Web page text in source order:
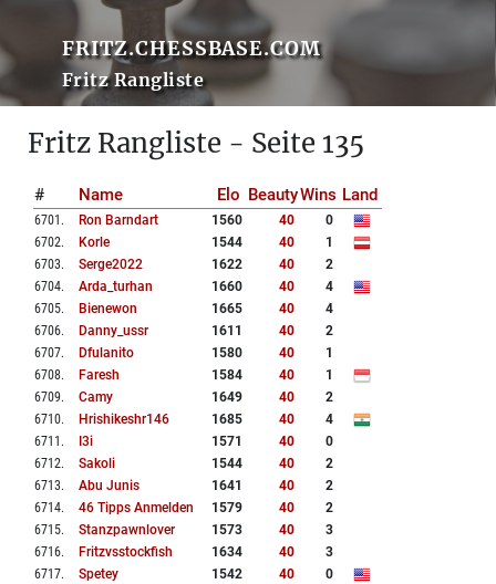
FRITZ.CHESSBASE.COM
Fritz Rangliste
Fritz Rangliste - Seite 135
# Name Elo BeautyWins Land
6701 . Ron Barndart 1560 40
0
6702. Korle 1544 40
1
6703. Serge2022 1622 40
2
6704. Arda_turhan 1660 40
4
6705. Bienewon 1665 40
4
6706. Danny_ussr 1611 40
2
6707. Dfulanito 1580 40
1
6708. Faresh 1584 40
1
6709. Camy 1649 40
2
6710. Hrishikeshr146 1685 40
4
6711 . I3i 1571 40
0
6712. Sakoli 1544 40
2
6713. Abu Junis 1641 40
2
6714. 46 Tipps Anmelden 1579 40
2
6715. Stanzpawnlover 1573 40
3
6716. Fritzvsstockfish 1634 40
3
6717. Spetey 1542 40
0